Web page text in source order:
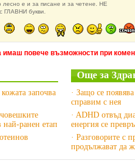
е и за писане и за четене. НЕ
ГЛАВНИ букви.
имаш повече възможности при
започва
най-ранен етап
Още за
· Защо се
справим с нея
· ADHD отвъд
енергия се
· Разговорите с
продължават да